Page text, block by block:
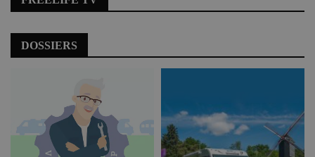
DOSSIERS